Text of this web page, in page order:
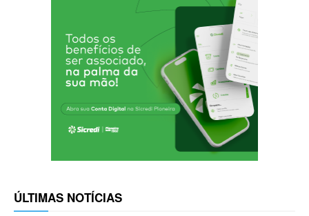
ÚLTIMAS NOTÍCIAS